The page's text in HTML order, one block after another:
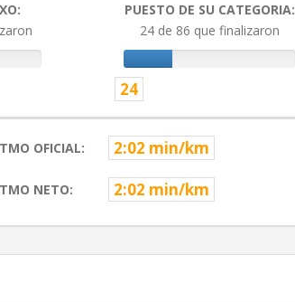
PUESTO DE SU CATEGORIA:
24 de 86 que finalizaron
24
OFICIAL: 2:02 min/km
NETO: 2:02 min/km